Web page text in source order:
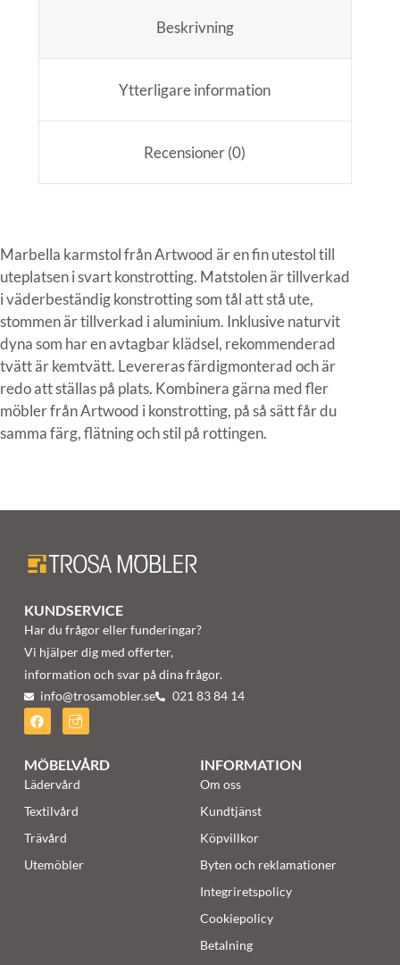
Beskrivning
Ytterligare information
Recensioner (0)
Marbella karmstol från Artwood är en fin utestol till
uteplatsen i svart konstrotting. Matstolen är tillverkad
i väderbeständig konstrotting som tål att stå ute,
stommen är tillverkad i aluminium. Inklusive naturvit
dyna som har en avtagbar klädsel, rekommenderad
tvätt är kemtvätt. Levereras färdigmonterad och är
redo att ställas på plats. Kombinera gärna med fler
möbler från Artwood i konstrotting, på så sätt får du
samma färg, flätning och stil på rottingen.
KUNDSERVICE
Har du frågor eller funderingar?
Vi hjälper dig med offerter,
information och svar på dina frågor.
info@trosamobler.se 021 83 84 14
MÖBELVÅRD
Lädervård
Textilvård
Trävård
Utemöbler
INFORMATION
Om oss
Kundtjänst
Köpvillkor
Byten och reklamationer
Integriretspolicy
Cookiepolicy
Betalning